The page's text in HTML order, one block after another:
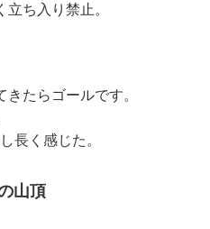
ち入り禁止。
たらゴールです。
長く感じた。
山頂